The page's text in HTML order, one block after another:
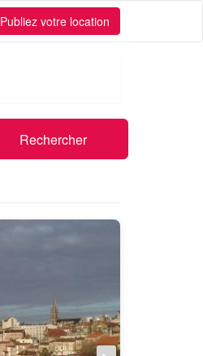
Publiez votre location
Rechercher